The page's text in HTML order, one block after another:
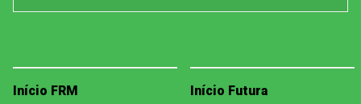
Início FRM Início Futura